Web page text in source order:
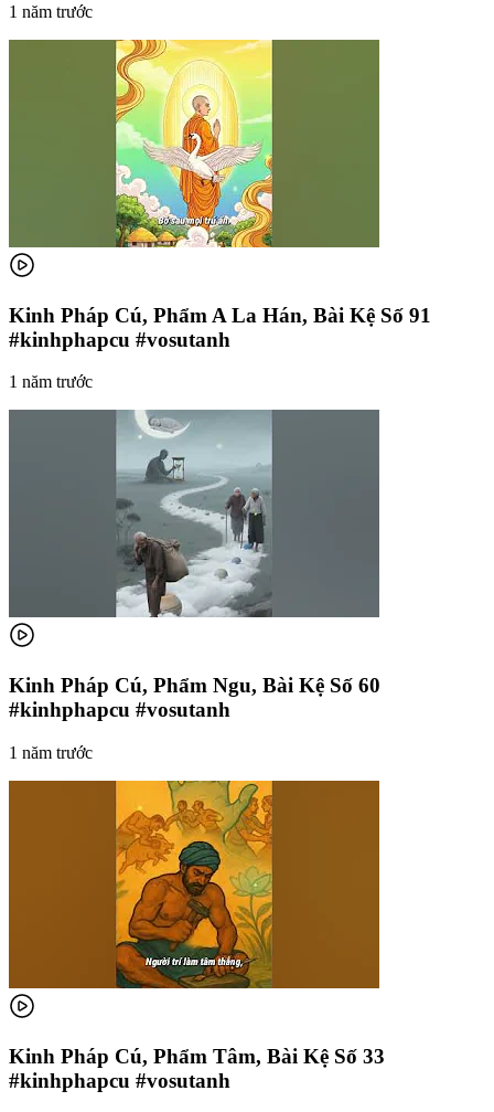
1 năm trước
Kinh Pháp Cú, Phẩm A La Hán, Bài Kệ Số 91
#kinhphapcu #vosutanh
1 năm trước
Kinh Pháp Cú, Phẩm Ngu, Bài Kệ Số 60
#kinhphapcu #vosutanh
1 năm trước
Kinh Pháp Cú, Phẩm Tâm, Bài Kệ Số 33
#kinhphapcu #vosutanh